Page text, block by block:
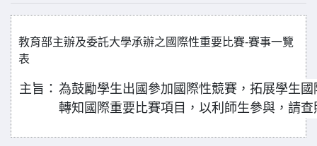
教育部主辦及委託大學承辦之國際性重要比賽-賽事一覽
表
主旨： 為鼓勵學生出國參加國際性競賽，拓展學生
轉知國際重要比賽項目，以利師生參與，請查